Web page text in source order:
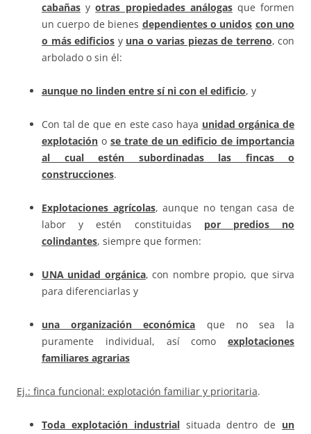
cabañas yotras propiedades análogasque formen
un cuerpo de bienes dependientes o unidos con uno
o más edificios y una o varias piezas de terreno, con
arbolado o sin él:
aunque no linden entre sí ni con el edificio, y
Con tal de que en este caso haya unidad orgánica de
explotación o se trate de un edificio de importancia
al cual estén subordinadas las fincas o
construcciones.
Explotaciones agrícolas, aunque no tengan casa de
labor y estén constituidas por predios no
colindantes, siempre que formen:
UNA unidad orgánica, con nombre propio, que sirva
para diferenciarlas y
una organización económica que no sea la
puramente individual, así como explotaciones
familiares agrarias
Ej.: finca funcional: explotación familiar y prioritaria.
Toda explotación industrialsituada dentro de un